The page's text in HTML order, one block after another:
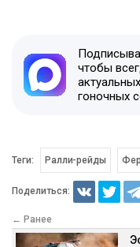
чтобы
гоночных
Теги: Ралли-рейды
Поделиться:
← Ранее